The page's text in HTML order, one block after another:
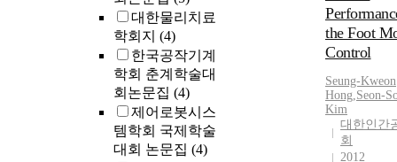
대한물리치료
학회지 (4)
한국공작기계
학회 춘계학술대
회논문집 (4)
제어로봇시스
템학회 국제학술
대회 논문집 (4)
the Foot
Control
Seung-Kweon
Hong,Seon-
Kim
대한인간
회
2012